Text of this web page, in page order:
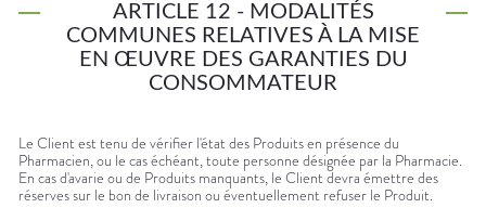
ARTICLE 12 - MODALITÉS
COMMUNES RELATIVES À LA MISE
EN ŒUVRE DES GARANTIES DU
CONSOMMATEUR
Le Client est tenu de vérifier l'état des Produits en présence du
Pharmacien, ou le cas échéant, toute personne désignée par la Pharmacie.
En cas d'avarie ou de Produits manquants, le Client devra émettre des
réserves sur le bon de livraison ou éventuellement refuser le Produit.